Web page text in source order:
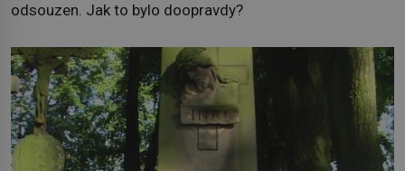
odsouzen. Jak to bylo doopravdy?